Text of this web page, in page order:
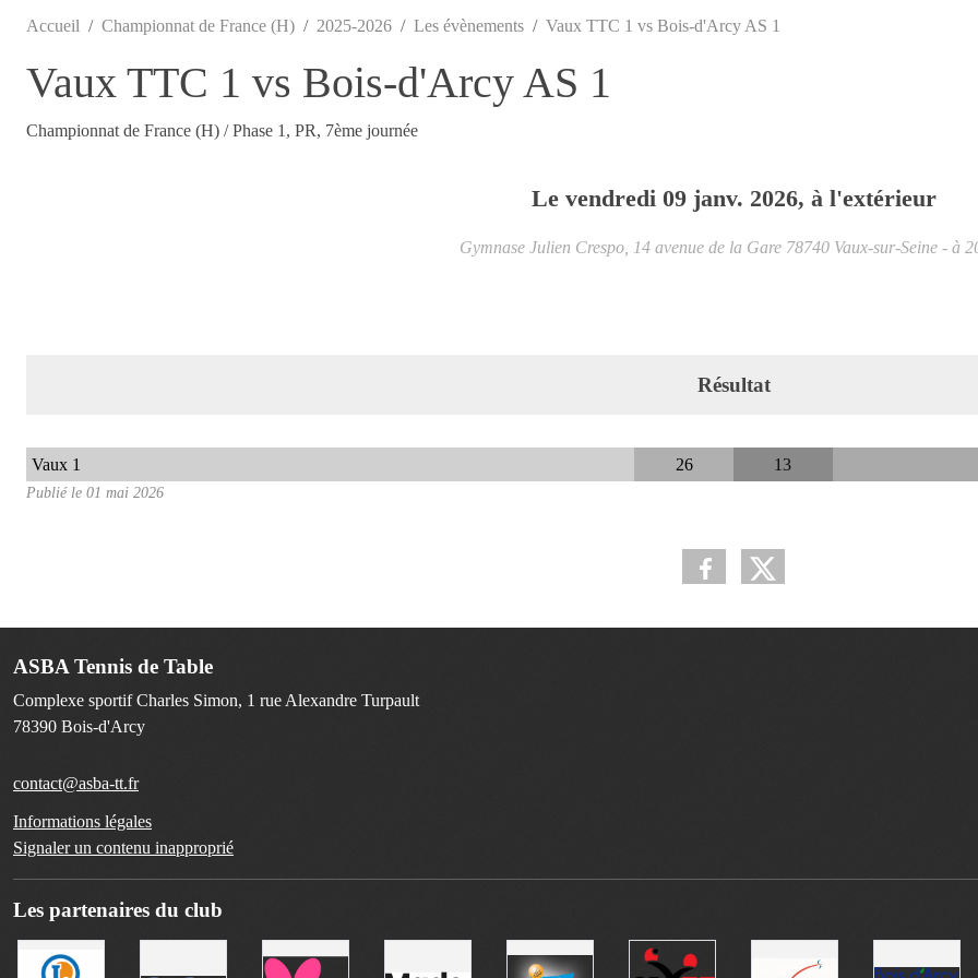
Accueil Championnat de France (H) 2025-2026 Les évènements Vaux TTC 1 vs Bois-d'Arcy AS 1
Vaux TTC 1 vs Bois-d'Arcy AS 1
Championnat de France (H) / Phase 1, PR, 7ème journée
Le vendredi 09 janv. 2026, à l'extérieur
Gymnase Julien Crespo, 14 avenue de la Gare 78740 Vaux-sur-Seine - à
Résultat
Vaux 1 26 13
Publié le 01 mai 2026
ASBA Tennis de Table
Complexe sportif Charles Simon, 1 rue Alexandre Turpault
78390 Bois-d'Arcy
contact@asba-tt.fr
Informations légales
Signaler un contenu inapproprié
Les partenaires du club